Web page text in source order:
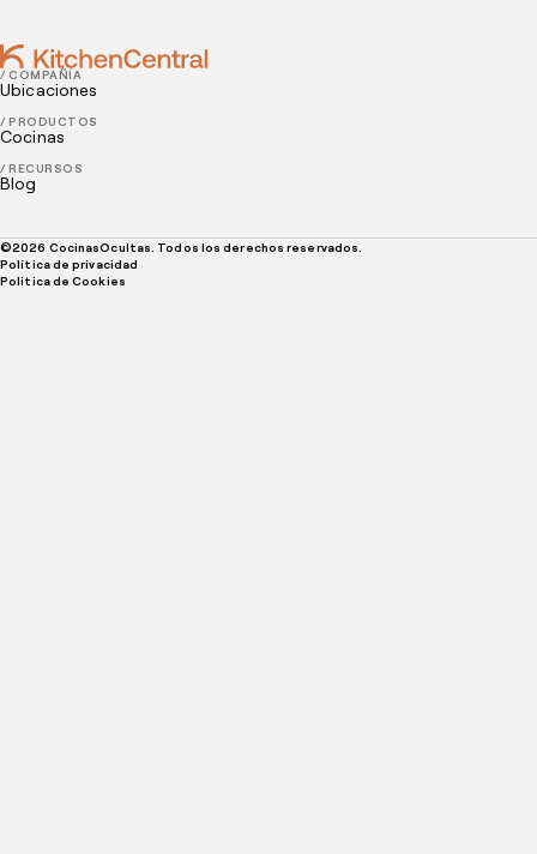
/ COMPAÑÍA
Ubicaciones
/ PRODUCTOS
Cocinas
/ RECURSOS
Blog
©2026 CocinasOcultas. Todos los derechos reservados.
Política de privacidad
Politica de Cookies